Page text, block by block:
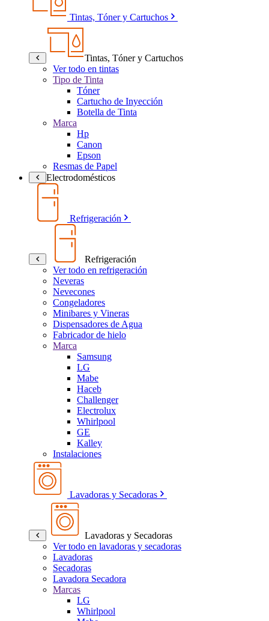
Tintas, Tóner y Cartuchos
Tintas, Tóner y Cartuchos
Ver todo en tintas
Tipo de Tinta
Tóner
Cartucho de Inyección
Botella de Tinta
Marca
Hp
Canon
Epson
Resmas de Papel
Electrodomésticos
Refrigeración
Refrigeración
Ver todo en refrigeración
Neveras
Nevecones
Congeladores
Minibares y Vineras
Dispensadores de Agua
Fabricador de hielo
Marca
Samsung
LG
Mabe
Haceb
Challenger
Electrolux
Whirlpool
GE
Kalley
Instalaciones
Lavadoras y Secadoras
Lavadoras y Secadoras
Ver todo en lavadoras y secadoras
Lavadoras
Secadoras
Lavadora Secadora
Marcas
LG
Whirlpool